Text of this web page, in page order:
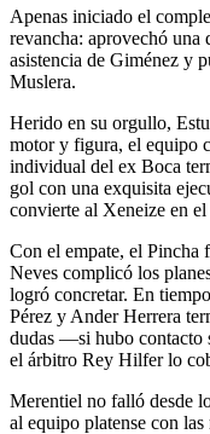
Apenas iniciado el
revancha: aprovechó una
asistencia de Giménez y
Muslera.
Herido en su orgullo,
motor y figura, el equipo
individual del ex Boca
gol con una exquisita
convierte al Xeneize en el
Con el empate, el Pincha
Neves complicó los
logró concretar. En
Pérez y Ander Herrera
dudas —si hubo contacto
el árbitro Rey Hilfer lo
Merentiel no falló desde
al equipo platense con